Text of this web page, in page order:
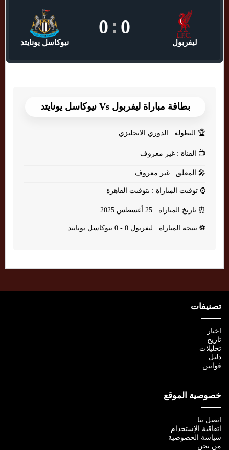
ليفربول
0
:
0
نيوكاسل يونايتد
بطاقة مباراة ليفربول Vs نيوكاسل يونايتد
🏆 البطولة : الدوري الانجليزي
📺 القناة : غير معروف
🎤 المعلق : غير معروف
⌚ توقيت المباراة : بتوقيت القاهرة
⏰ تاريخ المباراة : 25 أغسطس 2025
⚽ نتيجة المباراة : ليفربول 0 - 0 نيوكاسل يونايتد
تصنيفات
اخبار
تاريخ
تحليلات
دليل
قوانين
خصوصية الموقع
اتصل بنا
اتفاقية الإستخدام
سياسة الخصوصية
من نحن